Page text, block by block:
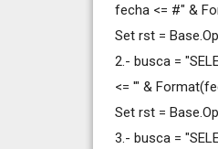
fecha <= #" &
Set rst =
2.- busca =
<= '" &
Set rst =
3.- busca =